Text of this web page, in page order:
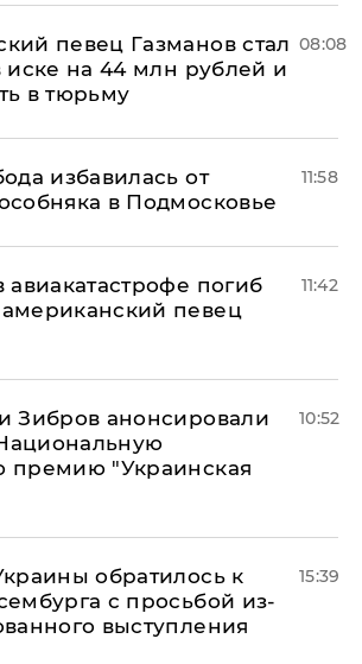
певец Газманов стал
иске на 44 млн рублей и
в тюрьму
08:08
избавилась от
в Подмосковье
11:58
погиб
певец
11:42
Зибров анонсировали
премию "Украинская
10:52
обратилось к
с просьбой из-
выступления
15:39